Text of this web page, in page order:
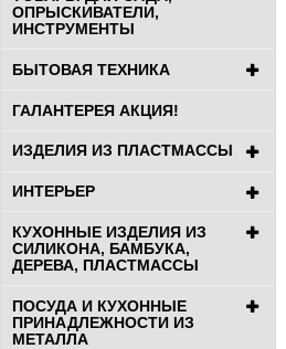
ОПРЫСКИВАТЕЛИ,
ИНСТРУМЕНТЫ
БЫТОВАЯ ТЕХНИКА
ГАЛАНТЕРЕЯ АКЦИЯ!
ИЗДЕЛИЯ ИЗ ПЛАСТМАССЫ
ИНТЕРЬЕР
КУХОННЫЕ ИЗДЕЛИЯ ИЗ
СИЛИКОНА, БАМБУКА,
ДЕРЕВА, ПЛАСТМАССЫ
ПОСУДА И КУХОННЫЕ
ПРИНАДЛЕЖНОСТИ ИЗ
МЕТАЛЛА